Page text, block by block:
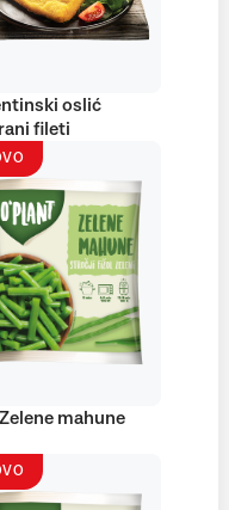
oslić
fileti
Zelene mahune